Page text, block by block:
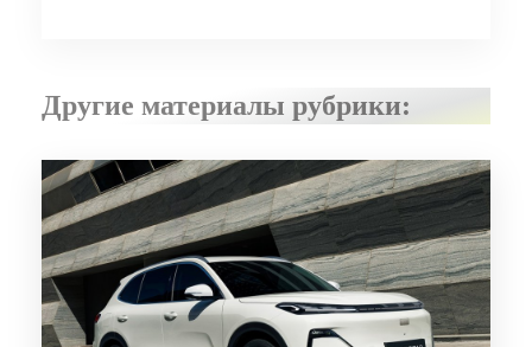
Другие материалы рубрики: